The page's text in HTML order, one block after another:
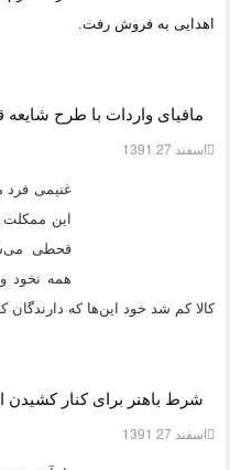
اهدایی به فروش رفت.
مافیای واردات با طرح
اسفند 27 1391
غنیمی فرد
این
قحطی
همه نخود و
کالا کم شد خود این‌ها که دارندگان
شرط باهنر برای کنار کشیدن
اسفند 27 1391